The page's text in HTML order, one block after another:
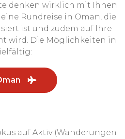
denken wirklich mit Ihnen
Rundreise in Oman, die
ist und zudem auf Ihre
wird. Die Möglichkeiten in
auf Aktiv (Wanderungen